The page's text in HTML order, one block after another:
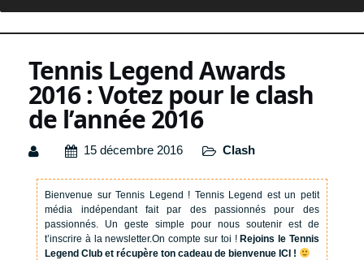
content
Tennis Legend Awards
2016 : Votez pour le clash
de l’année 2016
15 décembre 2016 Clash
Bienvenue sur Tennis Legend ! Tennis Legend est un petit
média indépendant fait par des passionnés pour des
passionnés. Un geste simple pour nous soutenir est de
t’inscrire à la newsletter.On compte sur toi !Rejoins le Tennis
Legend Club et récupère ton cadeau de bienvenue ICI !